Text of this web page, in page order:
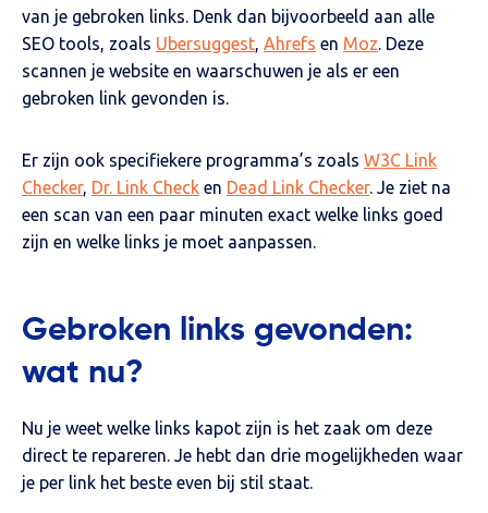
van je gebroken links. Denk dan bijvoorbeeld aan alle
SEO tools, zoals Ubersuggest Ahrefs en Moz . Deze
scannen je website en waarschuwen je als er een
gebroken link gevonden is.
Er zijn ook specifiekere programma’s zoals W3C Link
Checker, Dr. Link Check en Dead Link Checker. Je ziet na
een scan van een paar minuten exact welke links goed
zijn en welke links je moet aanpassen.
Gebroken links gevonden:
wat nu?
Nu je weet welke links kapot zijn is het zaak om deze
direct te repareren. Je hebt dan drie mogelijkheden waar
je per link het beste even bij stil staat.